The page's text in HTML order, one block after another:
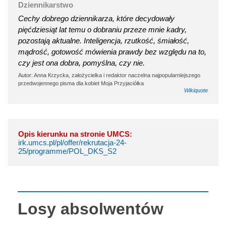
Dziennikarstwo
Cechy dobrego dziennikarza, które decydowały
pięćdziesiąt lat temu o dobraniu przeze mnie kadry,
pozostają aktualne. Inteligencja, rzutkość, śmiałość,
mądrość, gotowość mówienia prawdy bez względu na to,
czy jest ona dobra, pomyślna, czy nie.
Autor: Anna Krzycka, założycielka i redaktor naczelna najpopularniejszego
przedwojennego pisma dla kobiet Moja Przyjaciółka
Wikiquote
Opis kierunku na stronie UMCS:
irk.umcs.pl/pl/offer/rekrutacja-24-
25/programme/POL_DKS_S2
Losy absolwentów